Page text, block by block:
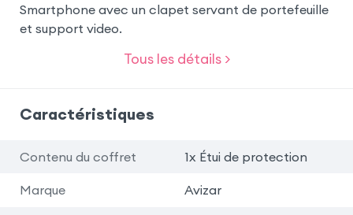
Smartphone avec un clapet servant de portefeuille
et support video.
Tous les détails >
Caractéristiques
Contenu du coffret 1x Étui de protection
Marque Avizar